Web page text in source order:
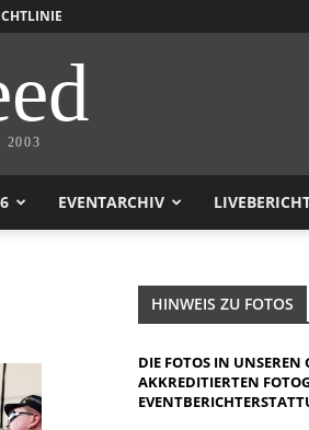
2003
EVENTARCHIV
HINWEIS ZU FOTOS
DIE FOTOS IN UNSEREN
AKKREDITIERTEN